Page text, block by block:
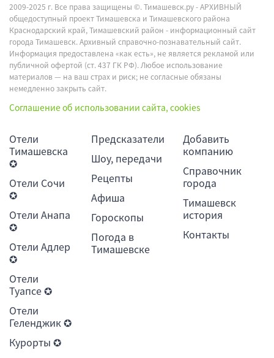
2009-2025 г. Все права защищены ©.Тимашевск.ру - АРХИВНЫЙ
общедоступный проект Тимашевска и Тимашевского района
Краснодарский край, Тимашевский район - информационный сайт
города Тимашевск. Архивный справочно-познавательный сайт.
Информация предоставлена «как есть», не является рекламой или
публичной офертой (ст. 437 ГК РФ). Любое использование
материалов — на ваш страх и риск; не согласные обязаны
немедленно закрыть сайт.
Соглашение об использовании сайта, cookies
Отели
Тимашевска
✪
Отели Сочи
✪
Отели Анапа
✪
Отели Адлер
✪
Отели
Туапсе ✪
Отели
Геленджик ✪
Курорты ✪
Предсказатели
Шоу, передачи
Рецепты
Афиша
Гороскопы
Погода в
Тимашевске
Добавить
компанию
Справочник
города
Тимашевск
история
Контакты